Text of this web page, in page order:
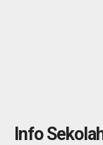
Info